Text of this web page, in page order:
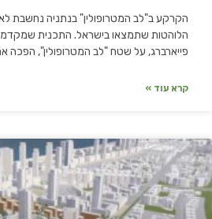
הקרקע ב"לב המטרופולין" בנתניה נחשבת
הלוהטות שתמצאו בישראל. התכנית
פייארברג, על שטח "לב המטרופולין", הפכה
קרא עוד »